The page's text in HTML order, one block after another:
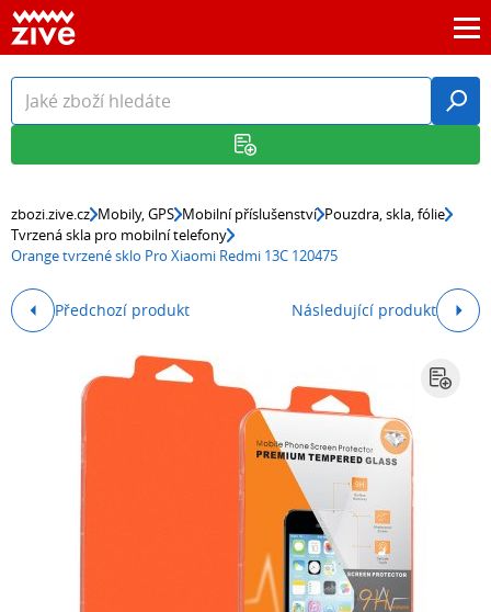
zbozi.zive.cz Mobily, GPS Mobilní příslušenství Pouzdra, skla, fólie
Tvrzená skla pro mobilní telefony
Orange tvrzené sklo Pro Xiaomi Redmi 13C 120475
Předchozí produkt Následující produkt